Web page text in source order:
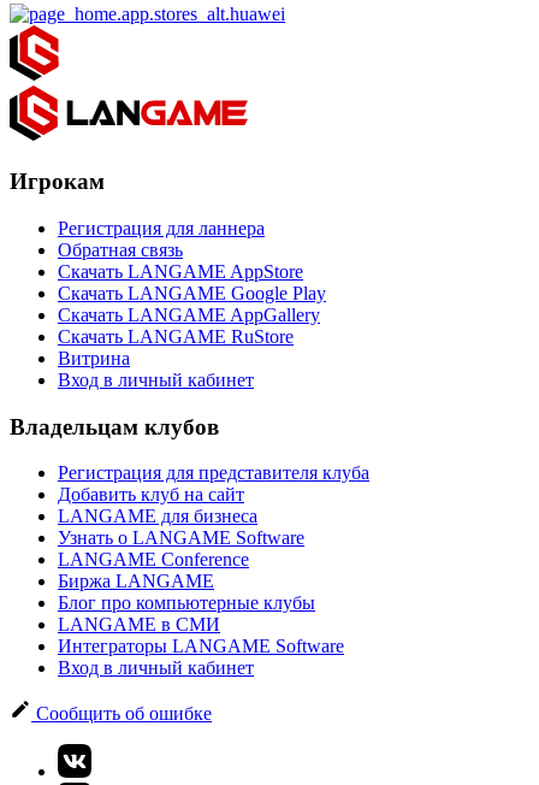
Игрокам
Регистрация для ланнера
Обратная связь
Скачать LANGAME AppStore
Скачать LANGAME Google Play
Скачать LANGAME AppGallery
Скачать LANGAME RuStore
Витрина
Вход в личный кабинет
Владельцам клубов
Регистрация для представителя клуба
Добавить клуб на сайт
LANGAME для бизнеса
Узнать о LANGAME Software
LANGAME Conference
Биржа LANGAME
Блог про компьютерные клубы
LANGAME в СМИ
Интеграторы LANGAME Software
Вход в личный кабинет
Сообщить об ошибке